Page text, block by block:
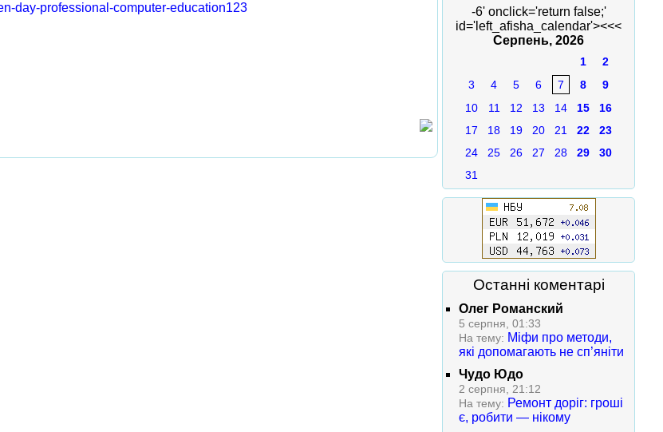
day-professional-computer-education123
-6' onclick='return false;'
id='left_afisha_calendar'><<<
Серпень, 2026
1
2
3
4 5 6 7 8
9
10
11 12 13 14 15
16
17
18 19 20 21 22
23
24
25 26 27 28 29
30
31
Останні коментарі
Олег Романский
5 серпня, 01:33
На тему: Міфи про методи,
які допомагають не сп’яніти
Чудо Юдо
2 серпня, 21:12
На тему: Ремонт доріг: гроші
є, робити — нікому